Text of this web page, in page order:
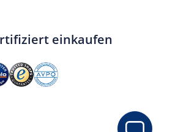
einkaufen